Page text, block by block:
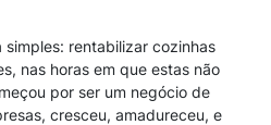
simples: rentabilizar cozinhas
nas horas em que estas não
por ser um negócio de
cresceu, amadureceu, e